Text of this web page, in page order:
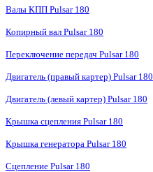
Валы КПП Pulsar 180
Копирный вал Pulsar 180
Переключение передач Pulsar 180
Двигатель (правый картер) Pulsar 180
Двигатель (левый картер) Pulsar 180
Крышка сцепления Pulsar 180
Крышка генератора Pulsar 180
Сцепление Pulsar 180